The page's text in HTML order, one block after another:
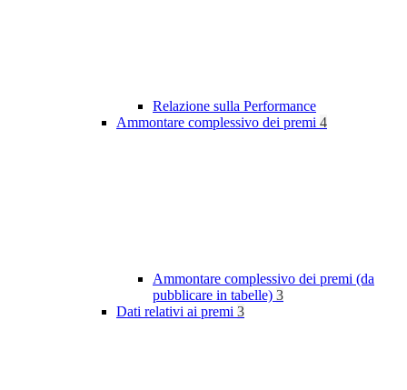
Relazione sulla Performance
Ammontare complessivo dei premi 4
Ammontare complessivo dei premi (da
pubblicare in tabelle) 3
Dati relativi ai premi 3